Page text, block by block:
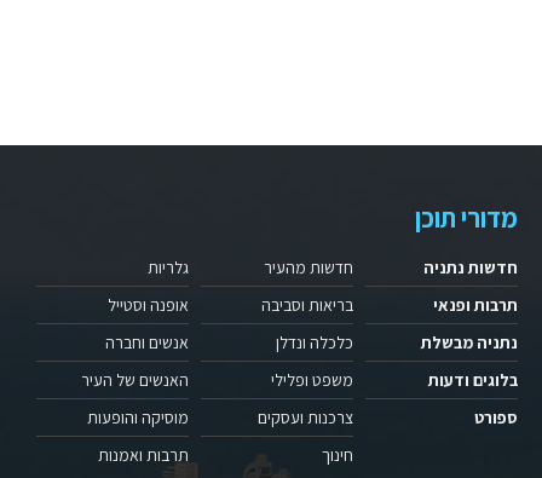
מדורי תוכן
חדשות נתניה
תרבות ופנאי
נתניה מבשלת
בלוגים ודעות
ספורט
חדשות מהעיר
בריאות וסביבה
כלכלה ונדלן
משפט ופלילי
צרכנות ועסקים
חינוך
גלריות
אופנה וסטייל
אנשים וחברה
האנשים של העיר
מוסיקה והופעות
תרבות ואמנות